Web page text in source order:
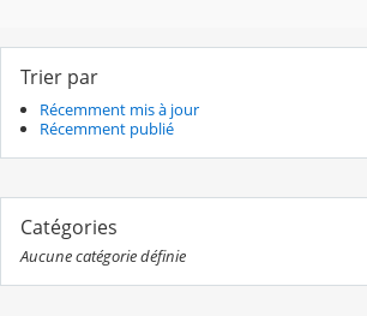
Trier par
Récemment mis à jour
Récemment publié
Catégories
Aucune catégorie définie